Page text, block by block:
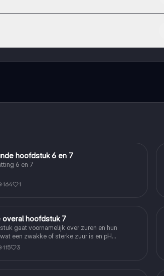
hoofdstuk 6 en 7
6 en 7
164 1
overal hoofdstuk 7
gaat voornamelijk over zuren en hun
een zwakke of sterke zuur is en pH
115 3